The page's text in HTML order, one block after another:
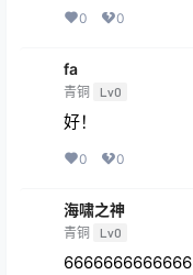
0 0
fa
青铜 Lv0
好！
0 0
海啸之神
青铜 Lv0
6666666666666